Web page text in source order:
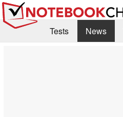
Tests News